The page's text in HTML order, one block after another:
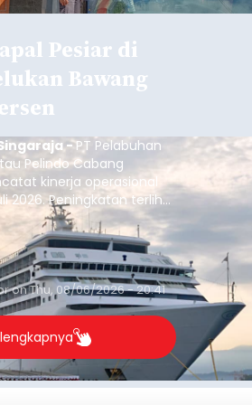
Pesiar di
Bawang
-PT Pelabuhan
Pelindo Cabang
kinerja operasional
2026. Peningkatan terlihat
1,48 juta Gross
12,4 persen
sama tahun lalu
juta GT.
onThu, 08/06/2026 - 20:41